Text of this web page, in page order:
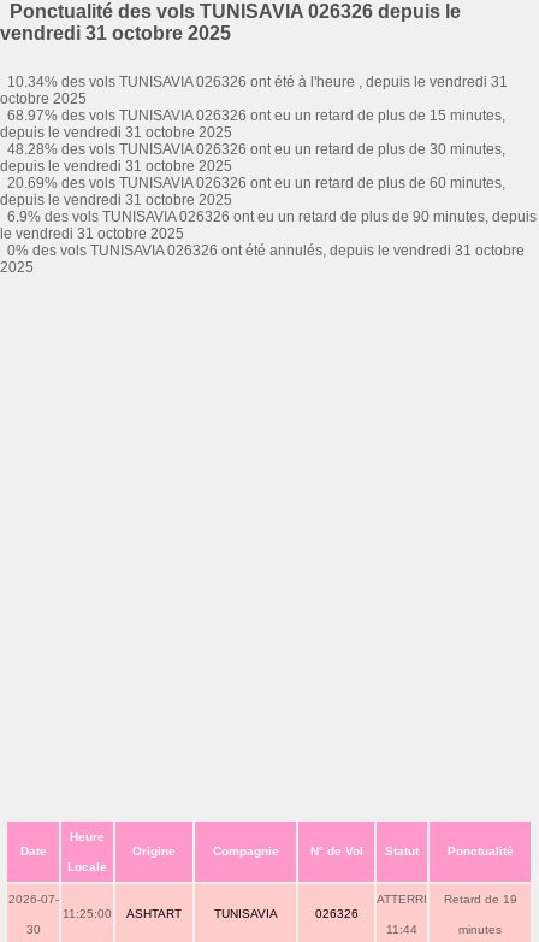
Ponctualité des vols TUNISAVIA 026326 depuis le
vendredi 31 octobre 2025
10.34% des vols TUNISAVIA 026326 ont été à l'heure , depuis le vendredi 31
octobre 2025
68.97% des vols TUNISAVIA 026326 ont eu un retard de plus de 15 minutes,
depuis le vendredi 31 octobre 2025
48.28% des vols TUNISAVIA 026326 ont eu un retard de plus de 30 minutes,
depuis le vendredi 31 octobre 2025
20.69% des vols TUNISAVIA 026326 ont eu un retard de plus de 60 minutes,
depuis le vendredi 31 octobre 2025
6.9% des vols TUNISAVIA 026326 ont eu un retard de plus de 90 minutes, depuis
le vendredi 31 octobre 2025
0% des vols TUNISAVIA 026326 ont été annulés, depuis le vendredi 31 octobre
2025
Date
Heure
Locale
Origine Compagnie N° de Vol Statut Ponctualité
2026-07-
30
11:25:00 ASHTART TUNISAVIA 026326
ATTERRI
11:44
Retard de 19
minutes